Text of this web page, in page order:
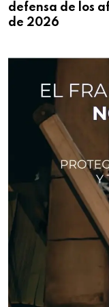
defensa de los
de 2026